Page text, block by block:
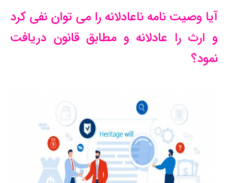
آیا وصیت­ نامه ناعادلانه را می­ توان نفی کرد
و ارث را عادلانه و مطابق قانون دریافت
نمود؟